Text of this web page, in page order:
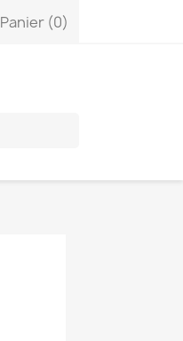
Panier (0)